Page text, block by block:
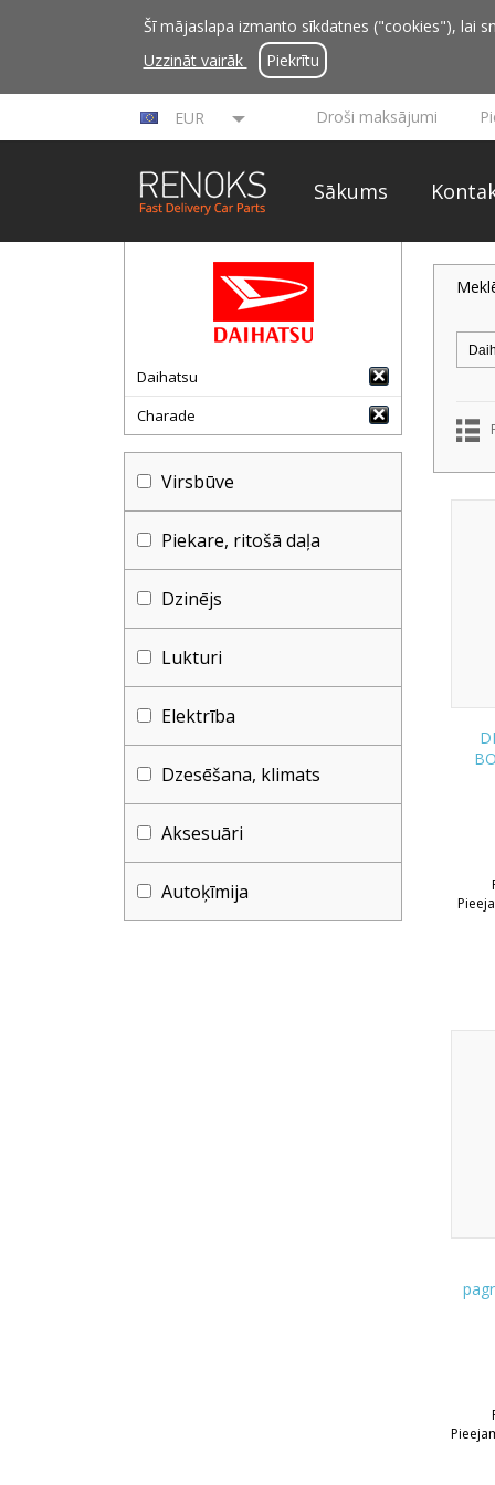
Šī mājaslapa izmanto sīkdatnes ("cookies"), lai
Uzzināt vairāk
Piekrītu
EUR Droši maksājumi
Sākums
Daihatsu
Charade
Virsbūve
Piekare, ritošā daļa
Dzinējs
Lukturi
Elektrība
Dzesēšana, klimats
Aksesuāri
Autoķīmija